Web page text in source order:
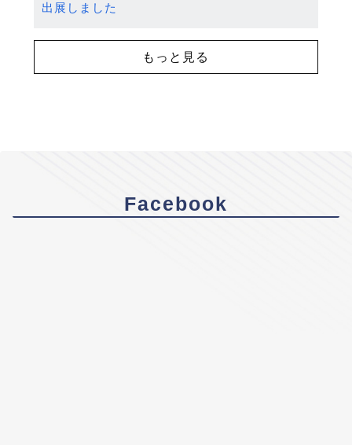
出展しました
もっと見る
Facebook